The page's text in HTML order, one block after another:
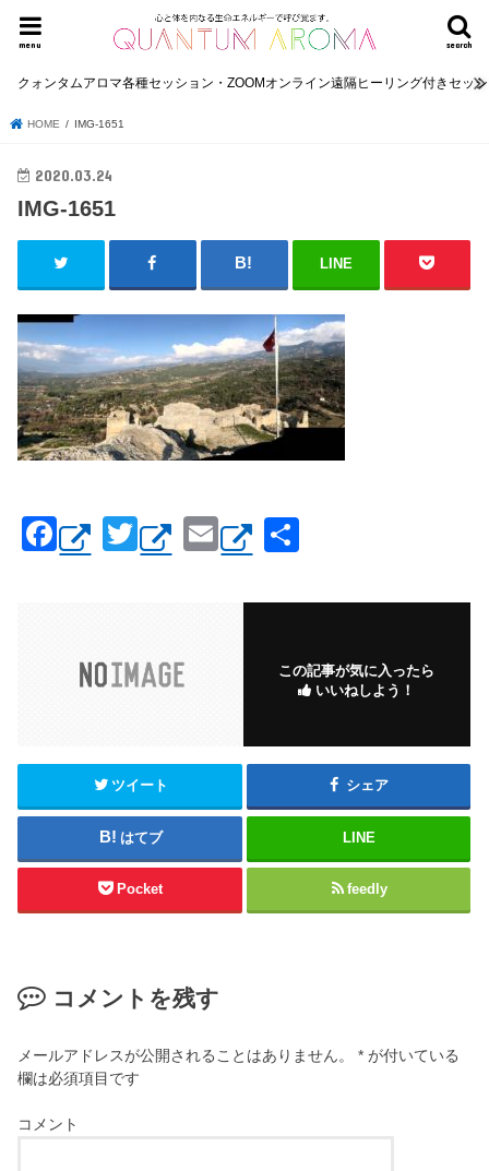
search
menu
クォンタムアロマ各種セッション・ZOOMオンライン遠隔ヒーリング付きセッ
HOME IMG-1651
2020.03.24
IMG-1651
LINE
F
a
T
wi
E
m
ail
この記事が気に入ったら
いいねしよう！
ツイート シェア
はてブ LINE
Pocket feedly
コメントを残す
メールアドレスが公開されることはありません。 * が付いている
欄は必須項目です
コメント